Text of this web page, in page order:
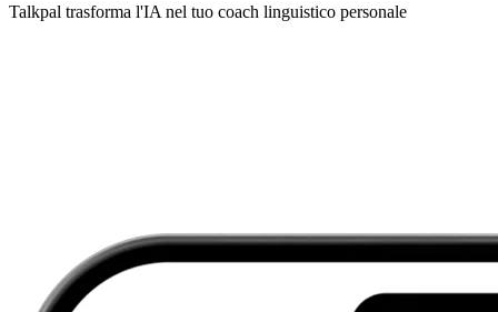
Talkpal trasforma l'IA nel tuo coach linguistico personale